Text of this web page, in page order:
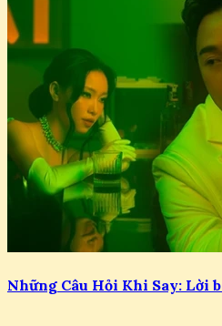
Những Câu Hỏi Khi Say: Lời